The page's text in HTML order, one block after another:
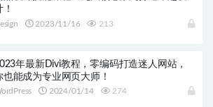
2023/11/16 213
年最新Divi教程，零编码打造迷人网站，
也能成为专业网页大师！
2024/01/14 274